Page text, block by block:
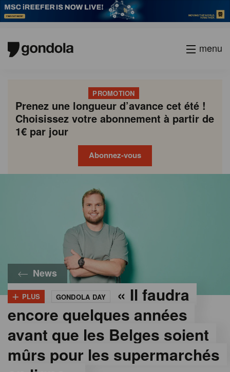
menu
PROMOTION
Prenez une longueur d’avance cet été !
Choisissez votre abonnement à partir de
1€ par jour
Abonnez-vous
News
+ PLUS GONDOLA DAY
« Il faudra
encore quelques années
avant que les Belges soient
mûrs pour les supermarchés